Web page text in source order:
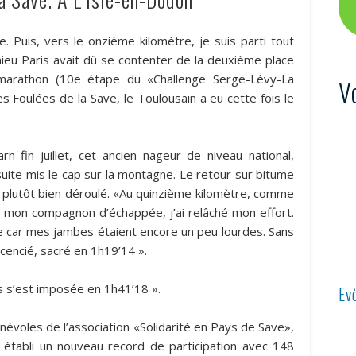
Puis, vers le onzième kilomètre, je suis parti tout
Paris avait dû se contenter de la deuxième place
(10e étape du «Challenge Serge-Lévy-La
Foulées de la Save, le Toulousain a eu cette fois le
fin juillet, cet ancien nageur de niveau national,
mis le cap sur la montagne. Le retour sur bitume
bien déroulé. «Au quinzième kilomètre, comme
compagnon d’échappée, j’ai relâché mon effort.
mes jambes étaient encore un peu lourdes. Sans
sacré en 1h19’14 ».
imposée en 1h41’18 ».
de l’association «Solidarité en Pays de Save»,
un nouveau record de participation avec 148